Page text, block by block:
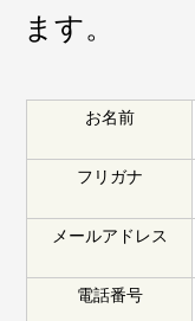
ます。
お名前
フリガナ
メールアドレス
電話番号